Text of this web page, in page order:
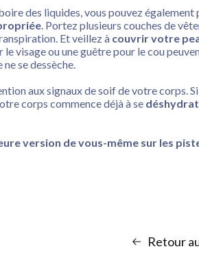
des liquides, vous pouvez
. Portez plusieurs couches de
Et veillez à couvrir votre
le visage ou une guêtre pour le cou
se dessèche.
aux signaux de soif de votre corps.
corps commence déjà à se
version de vous-même sur les
Retour